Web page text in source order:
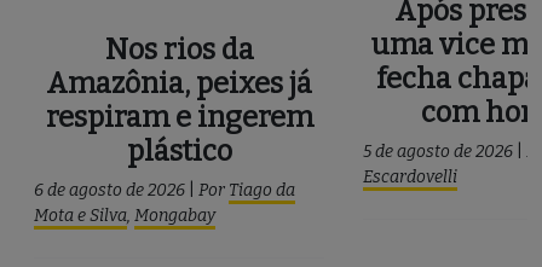
Nos rios da
Amazônia, peixes já
respiram e ingerem
plástico
6 de agosto de 2026 Por Tiago da
Mota e Silva, Mongabay
Após
uma vice
fecha
com
5 de agosto de 2026
Escardovelli